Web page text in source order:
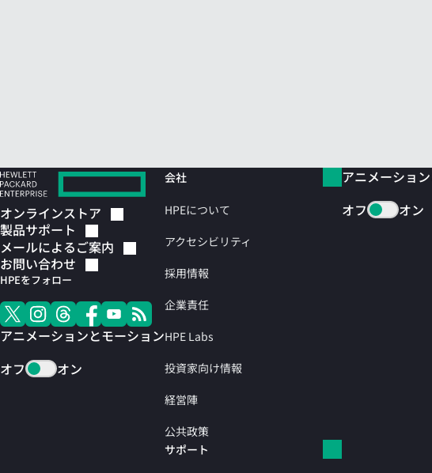
オンラインストア
製品サポート
メールによるご案内
お問い合わせ
HPEをフォロー
アニメーションとモーション
オフ
オン
会社
HPEについて
アクセシビリティ
採用情報
企業責任
HPE Labs
投資家向け情報
経営陣
公共政策
サポート
アニメーショ
オフ
オン